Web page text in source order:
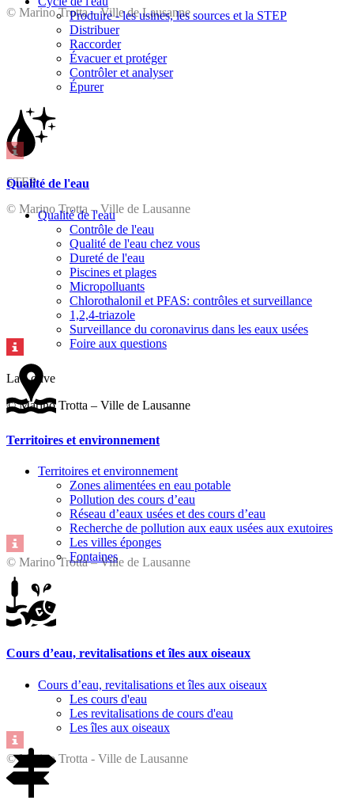
© Marino Trotta – Ville de Lausanne
STEP
© Marino Trotta – Ville de Lausanne
La Louve
© Marino Trotta – Ville de Lausanne
© Marino Trotta – Ville de Lausanne
© Marino Trotta - Ville de Lausanne
Produire - les usines, les sources et la STEP
Distribuer
Raccorder
Évacuer et protéger
Contrôler et analyser
Épurer
Qualité de l'eau
Qualité de l'eau
Contrôle de l'eau
Qualité de l'eau chez vous
Dureté de l'eau
Piscines et plages
Micropolluants
Chlorothalonil et PFAS: contrôles et surveillance
1,2,4-triazole
Surveillance du coronavirus dans les eaux usées
Foire aux questions
Territoires et environnement
Territoires et environnement
Zones alimentées en eau potable
Pollution des cours d’eau
Réseau d’eaux usées et des cours d’eau
Recherche de pollution aux eaux usées aux exutoires
Les villes éponges
Fontaines
Cours d’eau, revitalisations et îles aux oiseaux
Cours d’eau, revitalisations et îles aux oiseaux
Les cours d'eau
Les revitalisations de cours d'eau
Les îles aux oiseaux